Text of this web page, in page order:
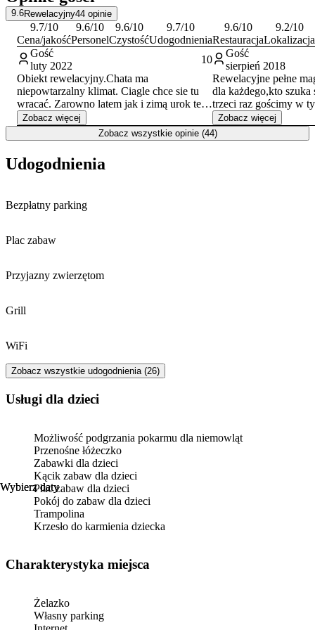
im. Adama Małysza, Rezydencja Prezydenta RP Zamek w Wiśle
oraz Zapora na Jeziorze Czerniańskim. Warto również odwiedzić
Galerię Sportowych Trofeów Adama Małysza oraz malowniczy
wodospad na potoku Malinka.
9.6Rewelacyjny44 opinie
9.7/10
Cena/jakość
9.6/10
Personel
9.6/10
Czystość
9.7/10
Udogodnienia
9.6/10
Restauracja
9.2/10
Lokalizacja
Gość
luty 2022
10
Obiekt rewelacyjny.Chata ma
niepowtarzalny klimat. Ciagle chce sie tu
wracać. Zarowno latem jak i zimą urok tego
miejsca zachwyca. Właściciele cudownie.
Nie ingerują w prywatność gości. Wszelkie
udogodnienia na miejscu. Polecam w 100%
Zobacz więcej
Gość
sierpień 2018
Rewelacyjne pełne
dla każdego,kto szuka
trzeci raz gościmy w
zakątku wraz z
idealnie.Wspaniała
dzieci,czyściutko i
Zobacz więcej
Zobacz wszystkie opinie (44)
Wybierz daty
Wybierz daty
Udogodnienia
Bezpłatny parking
Plac zabaw
Przyjazny zwierzętom
Grill
WiFi
Zobacz wszystkie udogodnienia (26)
usługi dla dzieci
Możliwość podgrzania pokarmu dla niemowląt
Przenośne łóżeczko
Zabawki dla dzieci
Kącik zabaw dla dzieci
Plac zabaw dla dzieci
Pokój do zabaw dla dzieci
Trampolina
Krzesło do karmienia dziecka
Charakterystyka miejsca
Żelazko
Własny parking